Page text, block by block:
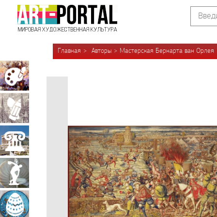
Главная Авторы Мастерская Бернарта ван Орлея
Живопись
Архитектура
Скульптура
Декоративно-